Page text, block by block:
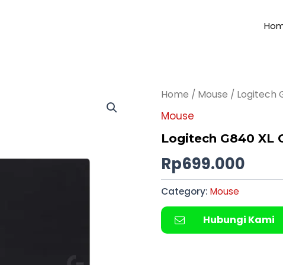
Home / Mouse / Logitech
Mouse
Logitech G840 XL
Rp699.000
Category: Mouse
Hubungi Kami